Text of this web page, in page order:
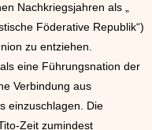
Nachkriegsjahren als „
Föderative Republik“)
zu entziehen.
eine Führungsnation der
Verbindung aus
einzuschlagen. Die
Zeit zumindest